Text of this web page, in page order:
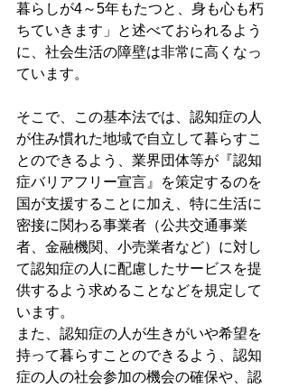
暮らしが4～5年もたつと、身も心も朽
ちていきます」と述べておられるよう
に、社会生活の障壁は非常に高くなっ
ています。
そこで、この基本法では、認知症の人
が住み慣れた地域で自立して暮らすこ
とのできるよう、業界団体等が『認知
症バリアフリー宣言』を策定するのを
国が支援することに加え、特に生活に
密接に関わる事業者（公共交通事業
者、金融機関、小売業者など）に対し
て認知症の人に配慮したサービスを提
供するよう求めることなどを規定して
います。
また、認知症の人が生きがいや希望を
持って暮らすことのできるよう、認知
症の人の社会参加の機会の確保や、認